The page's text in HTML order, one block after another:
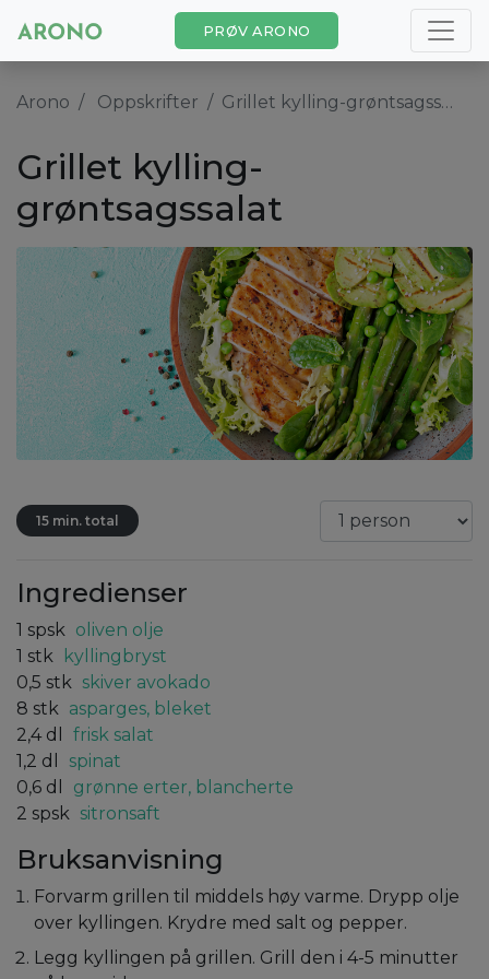
PRØV ARONO
Arono Oppskrifter Grillet kylling-grøntsagssalat
Grillet kylling-
grøntsagssalat
15 min. total
Ingredienser
1 spsk oliven olje
1 stk
kyllingbryst
0,5 stk skiver avokado
8 stk asparges, bleket
2,4 dl
frisk salat
1,2 dl
spinat
0,6 dl
grønne erter, blancherte
2 spsk sitronsaft
Bruksanvisning
Forvarm grillen til middels høy varme. Drypp olje
over kyllingen. Krydre med salt og pepper.
Legg kyllingen på grillen. Grill den i 4-5 minutter